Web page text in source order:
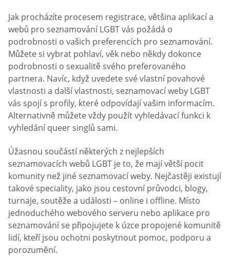
Jak procházíte procesem registrace, většina aplikací a
webů pro seznamování LGBT vás požádá o
podrobnosti o vašich preferencích pro seznamování.
Můžete si vybrat pohlaví, věk nebo někdy dokonce
podrobnosti o sexualitě svého preferovaného
partnera. Navíc, když uvedete své vlastní povahové
vlastnosti a další vlastnosti, seznamovací weby LGBT
vás spojí s profily, které odpovídají vašim informacím.
Alternativně můžete vždy použít vyhledávací funkci k
vyhledání queer singlů sami.
Úžasnou součástí některých z nejlepších
seznamovacích webů LGBT je to, že mají větší pocit
komunity než jiné seznamovací weby. Nejčastěji existují
takové speciality, jako jsou cestovní průvodci, blogy,
turnaje, soutěže a události – online i offline. Místo
jednoduchého webového serveru nebo aplikace pro
seznamování se připojujete k úzce propojené komunitě
lidí, kteří jsou ochotni poskytnout pomoc, podporu a
porozumění.